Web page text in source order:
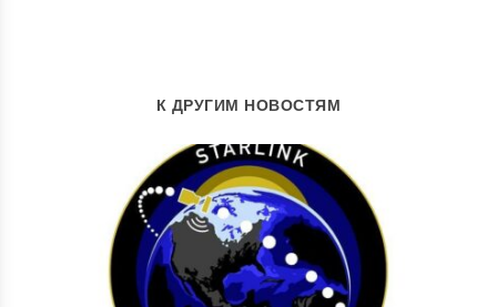
К ДРУГИМ НОВОСТЯМ